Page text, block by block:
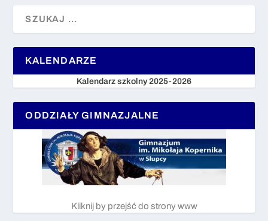
KALENDARZE
Kalendarz szkolny 2025-2026
ODDZIAŁY GIMNAZJALNE
Kliknij by przejść do strony www